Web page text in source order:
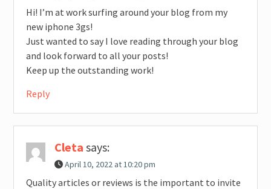
Hi! I’m at work surfing around your blog from my
new iphone 3gs!
Just wanted to say I love reading through your blog
and look forward to all your posts!
Keep up the outstanding work!
Reply
Cleta says:
April 10, 2022 at 10:20 pm
Quality articles or reviews is the important to invite